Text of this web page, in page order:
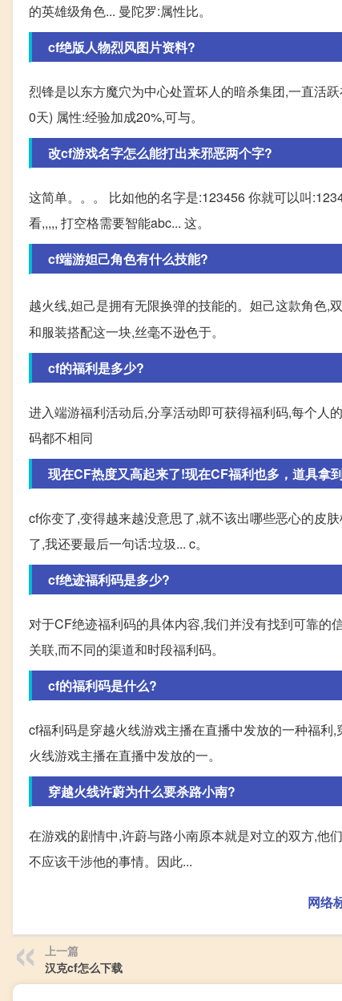
的英雄级角色... 曼陀罗:属性比。
cf绝版人物烈风图片资料?
烈锋是以东方魔穴为中心处置坏人的暗杀集团,一直活
0天) 属性:经验加成20%,可与。
改cf游戏名字怎么能打出来邪恶两个字?
这简单。。。 比如他的名字是:123456 你就可以叫
看,,,,, 打空格需要智能abc... 这。
cf端游妲己角色有什么技能?
越火线,妲己是拥有无限换弹的技能的。妲己这款角色,
和服装搭配这一块,丝毫不逊色于。
cf的福利是多少?
进入端游福利活动后,分享活动即可获得福利码,每个人
码都不相同
现在CF热度又高起来了!现在CF福利也多，道具拿
cf你变了,变得越来越没意思了,就不该出哪些恶心的皮
了,我还要最后一句话:垃圾... c。
cf绝迹福利码是多少?
对于CF绝迹福利码的具体内容,我们并没有找到可靠的
关联,而不同的渠道和时段福利码。
cf的福利码是什么?
cf福利码是穿越火线游戏主播在直播中发放的一种福
火线游戏主播在直播中发放的一。
穿越火线许蔚为什么要杀路小南?
在游戏的剧情中,许蔚与路小南原本就是对立的双方,他
不应该干涉他的事情。因此...
网络
上一篇
汉克cf怎么下载